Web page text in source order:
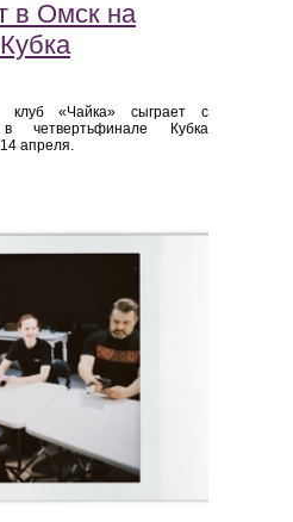
в Омск на
клуб «Чайка» сыграет с
четвертьфинале Кубка
апреля.